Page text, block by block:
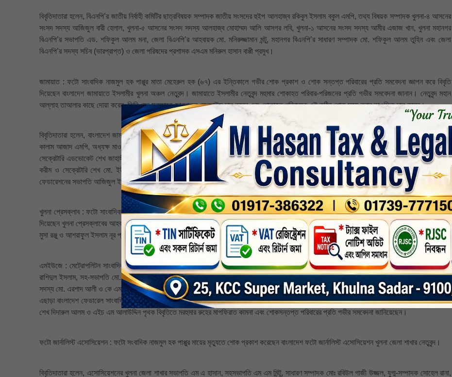
বিবৃতিদাতারা হলেন, বিএনপি’র জাতীয় নির্বাহী কমিটির ছাত্রবিষয়ক সম্পাদক জাতীয় সংসদের হুইপ আলহাজ্ব রকিবুল ইসলাম বকুল এমপি, তথ্য বিষয়ক সম্পাদক খুলনা-৪ আসনের
সংসদ সদস্য আজিজুল বারী হেলাল, খুলনা-৫ আসনের সংসদ সদস্য আলহাজ্ব মোহাম্মদ আলি আসগর লবি, খুলনা-১ আসনের সংসদ সদস্য আমীর এজাজ খান, খুলনা মহানগর
বিএনপি’র সভাপতি এড. শফিকুল আলম মনা, জেলা বিএনপি’র আহবায়ক মো. মনিরুজ্জামান মন্টু, মহানগর বিএনপি’র সাধারণ সম্পাদক মো. শফিকুল আলম তুহিন এবং জেলা
বিএনপি’র সদস্য সচিব (ভারপ্রাপ্ত) ও জেলা পরিষদের প্রশাসক এসএম মনিরুল হাসান বাপ্পী প্রমুখ।
জামায়াত : ফটো সাংবাদিক নাজমুল হক পাপ্পুর মাতা মেহেরুল হক (৬৭) এর ইন্তিকালে গভীর শোক প্রকাশ ও শোক সন্তপ্ত পরিবারের প্রতি সমবেদনা জ্ঞাপন করে বিবৃতি
দিয়েছেন বাংলাদেশ জামায়াতে ইসলামীর খুলনা অঞ্চল নেতৃবন্দ। জামায়াতে ইসলামীর নেতৃবৃন্দ মহুমার শোকাহত পরিবার-পরিজনের প্রতি গভীর সমবেদনা জানান। নেতৃবৃন্দ মহান
আল্লাহ তাআলার কাছে দোয়া করেন, তিনি যেন মরহুমাকে জান্নাতুল ফেরদাউস দান করেন এবং শোকাহত পরিবারকে এই কঠিন শোক সহ্য করার তাওফিক দান করেন।
বিবৃতিদাতারা হলেন, বাংলাদেশ জামায়াতে ইসলামীর নির্বাহী পরিষদ সদস্য খুলনা অঞ্চল পরিচালক অধ্যক্ষ ইজ্জত উল্লাহ এমপি, মুহাদ্দিস আব্দুল খালেক এমপি, মাওলানা আবুল
কালাম আজাদ এমপি, অধ্যক্ষ মাওলানা মশিউর রহমান খান এমপি, মাস্টার শফিকুল আলম ও মুহাদ্দিস রবিউল বাশার এমপি, খুলনা মহানগরী আমীর অধ্যাপক মাহফুজুর রহমান ও
সেক্রেটারি এডভোকেট শেখ জাহাঙ্গীর আলম এমপি, খুলনা জেলা আমীর মাওলানা এমরান হুসাইন ও সেক্রেটারি মুন্সি মিজানুর রহমান, বাগেরহাট জেলা আমীর মাওলানা রেজাউল
করীম ও সেক্রেটারি শেখ মো. ইউনুস, সাতক্ষীরা জেলা আমীর উপাধ্যক্ষ শহীদুল ইসলাম মুকুল ও সেক্রেটারি মাওলানা আজিজুর রহমান, খুলনা মহানগরী শ্রমিক কল্যাণ
ফেডারেশনের সভাপতি আজিজুল ইসলাম ফারাজী ও সেক্রেটারি ডা. সাইদুজ্জামান, খুলনা মহানগরী ছাত্রশিবির সভাপতি রাকিব হাসান ও সেক্রেটারি ইসরাফিল হোসেন।
খুলনা প্রেসক্লাব : ফটো সাংবাদিক নাজমুল হক পাপ্পুর মাতা মেহেরুল হক (৬৭) এর মৃত্যুতে গভীর শোক ও শোক সন্তপ্ত পরিবারের সদস্যদের প্রতি সমবেদনা জানিয়ে বিবৃতি
দিয়েছেন খুলনা প্রেসক্লাবের আহবায়ক এনামুল হক, সদস্য সচিব রফিউল ইসলাম টুটুল, কার্যনির্বাহী সদস্য শেখ দিদারুল আলম, মোঃ মিজানুর রহমান মিলটন, কৌশিক দে, আহমদ
মুসা রঞ্জু ও আশরাফুল ইসলাম নূর প্রমুখ।
এমইউজে : মেট্রোপলিটন সাংবাদিক ইউনিয়ন খুলনার সিনিয়র সদস্য নাজমুল হক পাপ্পুর মায়ের ইন্তেকালে গভীর শোক প্রকাশ করে বিবৃতি দিয়েছেন, ইউনিয়নের সভাপতি মো.
রাশিদুল ইসলাম, সহ-সভাপতি মো. নূরুজ্জামান, সাধারণ সম্পাদক আব্দুর রাজ্জাক রানা, সহ-সাধারণ সম্পাদক আশরাফুল ইসলাম নূর, কোষাধ্যক্ষ মো. রকিবুল ইসলাম মতি, নির্বাহী
সদস্য মো. এরশাদ আলী ও কে এম জিয়াউস সাদাত।
এছাড়া বাংলাদেশ ফেডারেল সাংবাদিক ইউনিয়ন (বিএফইউজে)-এর সহকারী মহাসচিব এহতেশামুল হক শাওন, সাবেক সহ-সভাপতি ড. মো. জাকির হোসেন, সাবেক নির্বাহী সদস্য
শেখ দিদারুল আলম ও এইচ এম আলাউদ্দিন পৃথক বিবৃতিতে মরহুমার রুহের মাগফিরাত কামনা এবং শোকসন্তপ্ত পরিবারের প্রতি গভীর সমবেদনা জানিয়েছেন।
ফটো জার্নালিস্ট এসোসিয়েশন : ফটো সংবাদিক নাজমুল হক পাপ্পুর মায়ের মৃত্যুতে শোক প্রকাশ করেছেন বাংলাদেশ ফটো জার্নালিস্ট এসোসিয়েশন খুলনা জেলা শাখার নেতৃবৃন্দ।
বিবৃতিদাতারা হলেন, এসোসিয়েশনের খুলনা জেলা শাখার সভাপতি এম এ হাসান, সহসভাপতি এম এম মিন্টু, সাধারণ সম্পাদক মোঃ রবিউল গাজী উজ্জল, যুগ্ম-সম্পাদক সোহেল রানা,